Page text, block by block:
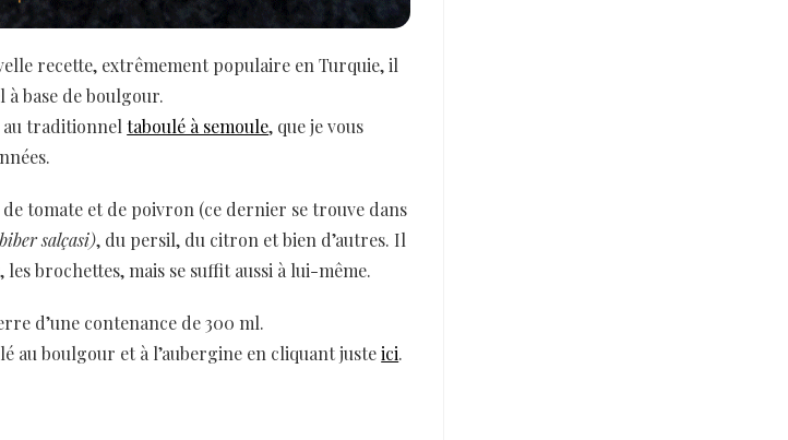
recette, extrêmement populaire en Turquie, il
à base de boulgour.
au traditionneltaboulé à semoule, que je vous
tomate et de poivron (ce dernier se trouve dans
biber salçasi), du persil, du citron et bien d’autres. Il
brochettes, mais se suffit aussi à lui-même.
d’une contenance de 300 ml.
au boulgour et à l’aubergine en cliquant justeici.